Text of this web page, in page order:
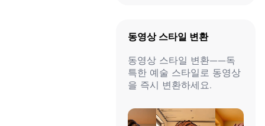
동영상 스타일 변환
동영상 스타일 변환——독
특한 예술 스타일로 동영상
을 즉시 변환하세요.